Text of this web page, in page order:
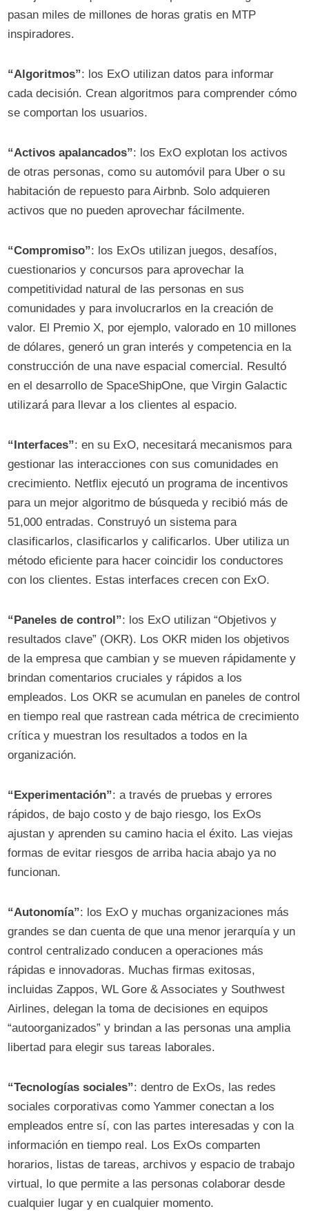
pasan miles de millones de horas gratis en MTP
inspiradores.
“Algoritmos”: los ExO utilizan datos para informar
cada decisión. Crean algoritmos para comprender cómo
se comportan los usuarios.
“Activos apalancados”: los ExO explotan los activos
de otras personas, como su automóvil para Uber o su
habitación de repuesto para Airbnb. Solo adquieren
activos que no pueden aprovechar fácilmente.
“Compromiso”: los ExOs utilizan juegos, desafíos,
cuestionarios y concursos para aprovechar la
competitividad natural de las personas en sus
comunidades y para involucrarlos en la creación de
valor. El Premio X, por ejemplo, valorado en 10 millones
de dólares, generó un gran interés y competencia en la
construcción de una nave espacial comercial. Resultó
en el desarrollo de SpaceShipOne, que Virgin Galactic
utilizará para llevar a los clientes al espacio.
“Interfaces”: en su ExO, necesitará mecanismos para
gestionar las interacciones con sus comunidades en
crecimiento. Netflix ejecutó un programa de incentivos
para un mejor algoritmo de búsqueda y recibió más de
51,000 entradas. Construyó un sistema para
clasificarlos, clasificarlos y calificarlos. Uber utiliza un
método eficiente para hacer coincidir los conductores
con los clientes. Estas interfaces crecen con ExO.
“Paneles de control”: los ExO utilizan “Objetivos y
resultados clave” (OKR). Los OKR miden los objetivos
de la empresa que cambian y se mueven rápidamente y
brindan comentarios cruciales y rápidos a los
empleados. Los OKR se acumulan en paneles de control
en tiempo real que rastrean cada métrica de crecimiento
crítica y muestran los resultados a todos en la
organización.
“Experimentación”: a través de pruebas y errores
rápidos, de bajo costo y de bajo riesgo, los ExOs
ajustan y aprenden su camino hacia el éxito. Las viejas
formas de evitar riesgos de arriba hacia abajo ya no
funcionan.
“Autonomía”: los ExO y muchas organizaciones más
grandes se dan cuenta de que una menor jerarquía y un
control centralizado conducen a operaciones más
rápidas e innovadoras. Muchas firmas exitosas,
incluidas Zappos, WL Gore & Associates y Southwest
Airlines, delegan la toma de decisiones en equipos
“autoorganizados” y brindan a las personas una amplia
libertad para elegir sus tareas laborales.
“Tecnologías sociales”: dentro de ExOs, las redes
sociales corporativas como Yammer conectan a los
empleados entre sí, con las partes interesadas y con la
información en tiempo real. Los ExOs comparten
horarios, listas de tareas, archivos y espacio de trabajo
virtual, lo que permite a las personas colaborar desde
cualquier lugar y en cualquier momento.